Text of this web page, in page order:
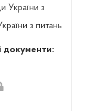
України з
з питань
документи: